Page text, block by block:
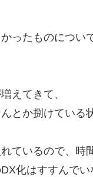
ったものについ
えてきて、
とか捌けている
ているので、時
化はすすんで